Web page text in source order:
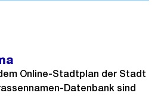
Online-Stadtplan der Stadt
Datenbank sind